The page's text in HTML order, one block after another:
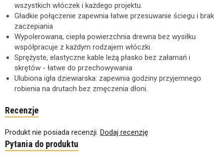
wszystkich włóczek i każdego projektu.
Gładkie połączenie zapewnia łatwe przesuwanie ściegu i brak
zaczepiania
Wypolerowana, ciepła powierzchnia drewna bez wysiłku
współpracuje z każdym rodzajem włóczki.
Sprężyste, elastyczne kable leżą płasko bez załamań i
skrętów - łatwe do przechowywania
Ulubiona igła dziewiarska: zapewnia godziny przyjemnego
robienia na drutach bez zmęczenia dłoni.
Recenzje
Produkt nie posiada recenzji. Dodaj recenzję
Pytania do produktu